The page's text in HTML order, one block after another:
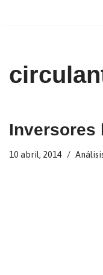
contenido
Inversores
10 abril, 2014